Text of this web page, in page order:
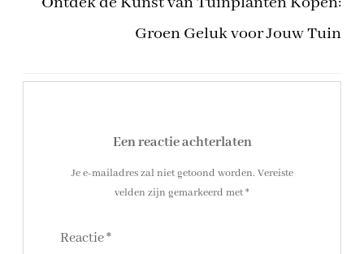
Groen Geluk voor Jouw Tuin
Een reactie achterlaten
Je e-mailadres zal niet getoond worden. Vereiste
velden zijn gemarkeerd met*
Reactie*